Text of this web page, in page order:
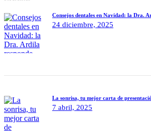
Consejos dentales en Navidad: la Dra.
24 diciembre, 2025
La sonrisa, tu mejor carta de
7 abril, 2025